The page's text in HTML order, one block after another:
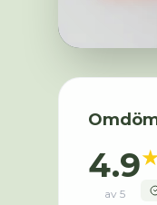
4.9
av 5